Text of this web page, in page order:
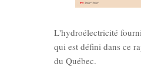
L'hydroélectricité
qui est défini dans ce
du Québec.